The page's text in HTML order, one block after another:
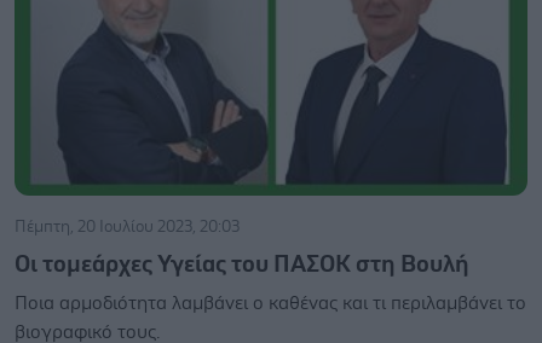
Πέμπτη, 20 Ιουλίου 2023, 20:03
Οι τομεάρχες Υγείας του ΠΑΣΟΚ στη Βουλή
Ποια αρμοδιότητα λαμβάνει ο καθένας και τι περιλαμβάνει το
βιογραφικό τους.